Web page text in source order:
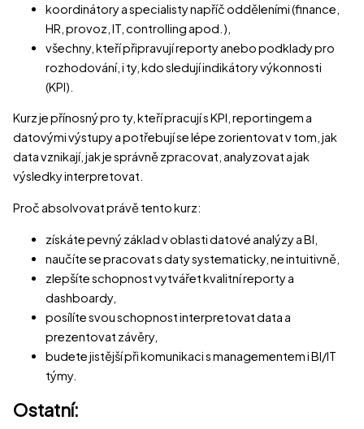
koordinátory a specialisty napříč odděleními (finance,
HR, provoz, IT, controlling apod.),
všechny, kteří připravují reporty anebo podklady pro
rozhodování, i ty, kdo sledují indikátory výkonnosti
(KPI).
Kurz je přínosný pro ty, kteří pracují s KPI, reportingem a
datovými výstupy a potřebují se lépe zorientovat v tom, jak
data vznikají, jak je správně zpracovat, analyzovat a jak
výsledky interpretovat.
Proč absolvovat právě tento kurz:
získáte pevný základ v oblasti datové analýzy a BI,
naučíte se pracovat s daty systematicky, ne intuitivně,
zlepšíte schopnost vytvářet kvalitní reporty a
dashboardy,
posílíte svou schopnost interpretovat data a
prezentovat závěry,
budete jistější při komunikaci s managementem i BI/IT
týmy.
Ostatní: